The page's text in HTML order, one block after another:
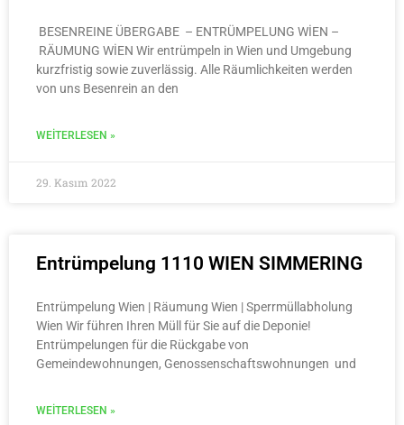
BESENREINE ÜBERGABE – ENTRÜMPELUNG WİEN –
RÄUMUNG WİEN Wir entrümpeln in Wien und Umgebung
kurzfristig sowie zuverlässig. Alle Räumlichkeiten werden
von uns Besenrein an den
WEITERLESEN »
29. Kasım 2022
Entrümpelung 1110 WIEN SIMMERING
Entrümpelung Wien | Räumung Wien | Sperrmüllabholung
Wien Wir führen Ihren Müll für Sie auf die Deponie!
Entrümpelungen für die Rückgabe von
Gemeindewohnungen, Genossenschaftswohnungen und
WEITERLESEN »